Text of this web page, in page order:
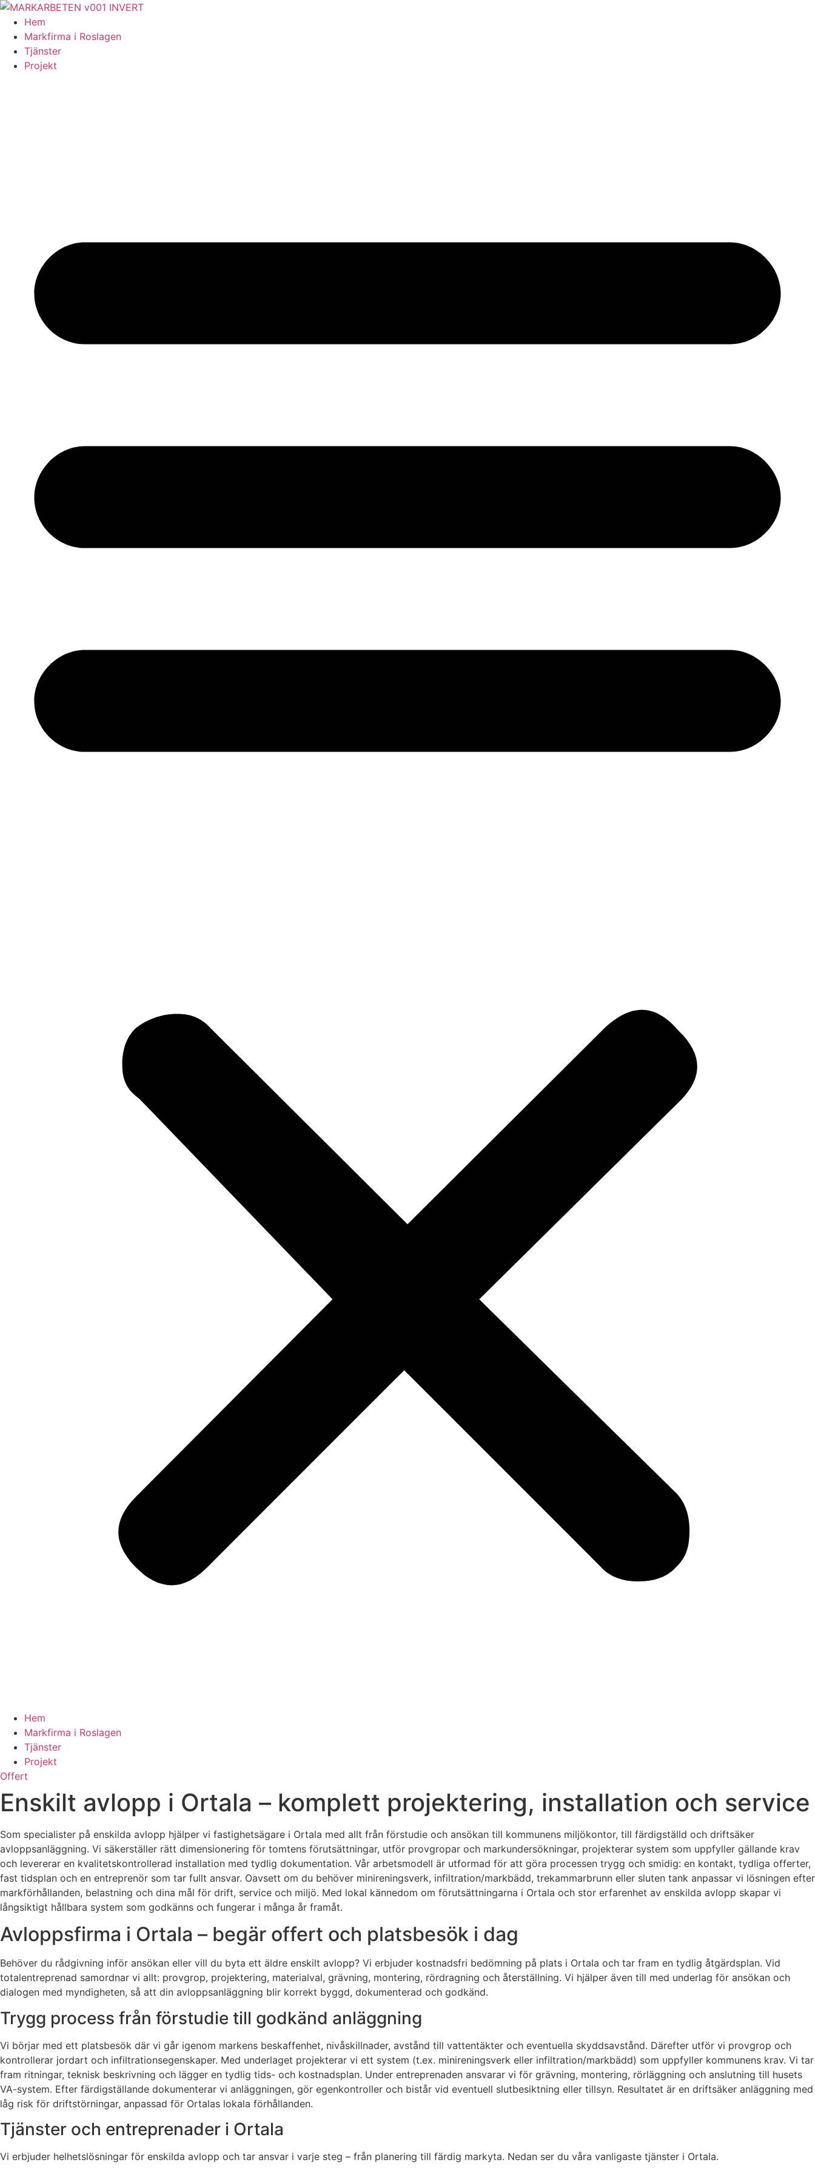
Skip
content
Hem
Markfirma i Roslagen
Tjänster
Projekt
Hem
Markfirma i Roslagen
Tjänster
Projekt
Offert
Enskilt avlopp i Ortala – komplett projektering, installation och service
Som specialister på enskilda avlopp hjälper vi fastighetsägare i Ortala med allt från förstudie och ansökan till kommunens miljökontor, till färdigställd och driftsäker
avloppsanläggning. Vi säkerställer rätt dimensionering för tomtens förutsättningar, utför provgropar och markundersökningar, projekterar system som uppfyller gällande krav
och levererar en kvalitetskontrollerad installation med tydlig dokumentation. Vår arbetsmodell är utformad för att göra processen trygg och smidig: en kontakt, tydliga offerter,
fast tidsplan och en entreprenör som tar fullt ansvar. Oavsett om du behöver minireningsverk, infiltration/markbädd, trekammarbrunn eller sluten tank anpassar vi lösningen efter
markförhållanden, belastning och dina mål för drift, service och miljö. Med lokal kännedom om förutsättningarna i Ortala och stor erfarenhet av enskilda avlopp skapar vi
långsiktigt hållbara system som godkänns och fungerar i många år framåt.
Avloppsfirma i Ortala – begär offert och platsbesök i dag
Behöver du rådgivning inför ansökan eller vill du byta ett äldre enskilt avlopp? Vi erbjuder kostnadsfri bedömning på plats i Ortala och tar fram en tydlig åtgärdsplan. Vid
totalentreprenad samordnar vi allt: provgrop, projektering, materialval, grävning, montering, rördragning och återställning. Vi hjälper även till med underlag för ansökan och
dialogen med myndigheten, så att din avloppsanläggning blir korrekt byggd, dokumenterad och godkänd.
Trygg process från förstudie till godkänd anläggning
Vi börjar med ett platsbesök där vi går igenom markens beskaffenhet, nivåskillnader, avstånd till vattentäkter och eventuella skyddsavstånd. Därefter utför vi provgrop och
kontrollerar jordart och infiltrationsegenskaper. Med underlaget projekterar vi ett system (t.ex. minireningsverk eller infiltration/markbädd) som uppfyller kommunens krav. Vi tar
fram ritningar, teknisk beskrivning och lägger en tydlig tids- och kostnadsplan. Under entreprenaden ansvarar vi för grävning, montering, rörläggning och anslutning till husets
VA-system. Efter färdigställande dokumenterar vi anläggningen, gör egenkontroller och bistår vid eventuell slutbesiktning eller tillsyn. Resultatet är en driftsäker anläggning med
låg risk för driftstörningar, anpassad för Ortalas lokala förhållanden.
Tjänster och entreprenader i Ortala
Vi erbjuder helhetslösningar för enskilda avlopp och tar ansvar i varje steg – från planering till färdig markyta. Nedan ser du våra vanligaste tjänster i Ortala.